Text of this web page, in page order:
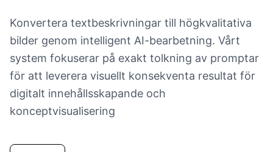
Konvertera textbeskrivningar till högkvalitativa
bilder genom intelligent AI-bearbetning. Vårt
system fokuserar på exakt tolkning av promptar
för att leverera visuellt konsekventa resultat för
digitalt innehållsskapande och
konceptvisualisering